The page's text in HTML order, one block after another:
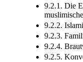
9.2.1. Die
9.2.2.
9.2.3.
9.2.4.
9.2.5.